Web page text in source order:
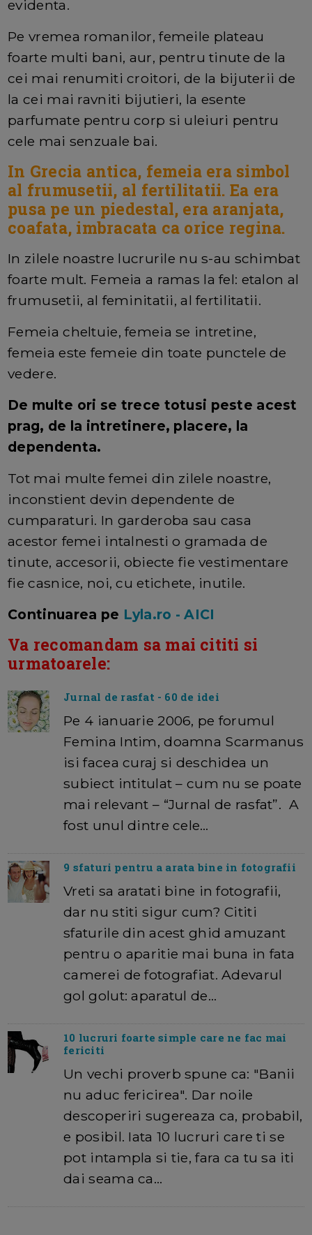
evidenta.
Pe vremea romanilor, femeile plateau
foarte multi bani, aur, pentru tinute de la
cei mai renumiti croitori, de la bijuterii de
la cei mai ravniti bijutieri, la esente
parfumate pentru corp si uleiuri pentru
cele mai senzuale bai.
In Grecia antica, femeia era simbol
al frumusetii, al fertilitatii. Ea era
pusa pe un piedestal, era aranjata,
coafata, imbracata ca orice regina.
In zilele noastre lucrurile nu s-au schimbat
foarte mult. Femeia a ramas la fel: etalon al
frumusetii, al feminitatii, al fertilitatii.
Femeia cheltuie, femeia se intretine,
femeia este femeie din toate punctele de
vedere.
De multe ori se trece totusi peste acest
prag, de la intretinere, placere, la
dependenta.
Tot mai multe femei din zilele noastre,
inconstient devin dependente de
cumparaturi. In garderoba sau casa
acestor femei intalnesti o gramada de
tinute, accesorii, obiecte fie vestimentare
fie casnice, noi, cu etichete, inutile.
Continuarea pe Lyla.ro - AICI
Va recomandam sa mai cititi si
urmatoarele:
Jurnal de rasfat - 60 de idei
Pe 4 ianuarie 2006, pe forumul
Femina Intim, doamna Scarmanus
isi facea curaj si deschidea un
subiect intitulat – cum nu se poate
mai relevant – “Jurnal de rasfat”. A
fost unul dintre cele…
9 sfaturi pentru a arata bine in fotografii
Vreti sa aratati bine in fotografii,
dar nu stiti sigur cum? Cititi
sfaturile din acest ghid amuzant
pentru o aparitie mai buna in fata
camerei de fotografiat. Adevarul
gol golut: aparatul de…
10 lucruri foarte simple care ne fac mai
fericiti
Un vechi proverb spune ca: "Banii
nu aduc fericirea". Dar noile
descoperiri sugereaza ca, probabil,
e posibil. Iata 10 lucruri care ti se
pot intampla si tie, fara ca tu sa iti
dai seama ca…